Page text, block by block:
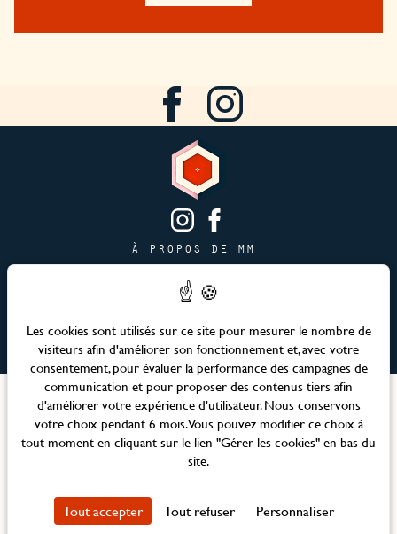
À PROPOS DE MM
PAGE JOBS
PUBLICITÉ & PARTENARIATS
PLAN DU SITE
Langues
Site officiel – Maison Mère © 2026 Tous droits réservés
Politique de confidentialité
Les cookies sont utilisés sur ce site pour mesurer le nombre de
visiteurs afin d'améliorer son fonctionnement et, avec votre
consentement, pour évaluer la performance des campagnes de
communication et pour proposer des contenus tiers afin
d'améliorer votre expérience d'utilisateur. Nous conservons
votre choix pendant 6 mois. Vous pouvez modifier ce choix à
tout moment en cliquant sur le lien "Gérer les cookies" en bas du
site.
Tout accepter Tout refuser Personnaliser